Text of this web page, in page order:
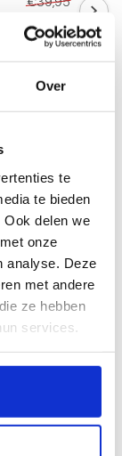
Over
te
te bieden
delen we
onze
analyse. Deze
met andere
ze hebben
services.
€44,95
een
hierboven
ervoor
wordt.